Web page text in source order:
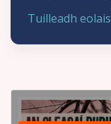
anseo.
Tuilleadh eolais